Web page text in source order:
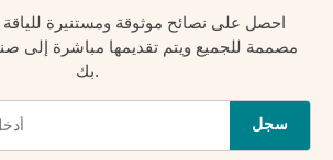
احصل على نصائح موثوقة ومستنيرة للياقة
مصممة للجميع ويتم تقديمها مباشرة إلى
بك.
سجل